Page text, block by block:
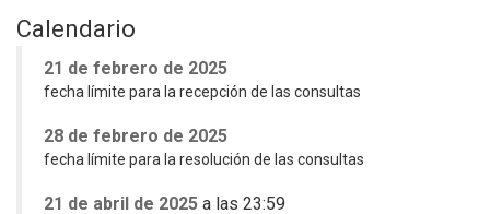
Calendario
21 de febrero de 2025
fecha límite para la recepción de las consultas
28 de febrero de 2025
fecha límite para la resolución de las consultas
21 de abril de 2025 a las 23:59